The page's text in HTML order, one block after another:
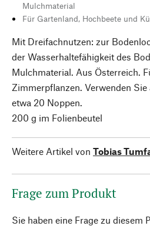
Mulchmaterial
Für Gartenland, Hochbeete und
Mit Dreifachnutzen: zur
der Wasserhaltefähigkeit des
Mulchmaterial. Aus Österreich.
Zimmerpflanzen. Verwenden Sie
etwa 20 Noppen.
200 g im Folienbeutel
Weitere Artikel von Tobias
Frage zum Produkt
Sie haben eine Frage zu diesem